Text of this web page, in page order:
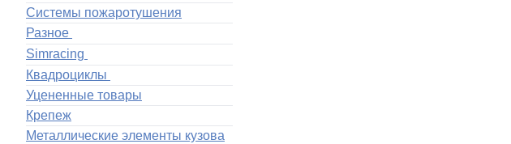
Системы пожаротушения
Разное
Simracing
Квадроциклы
Уцененные товары
Крепеж
Металлические элементы кузова